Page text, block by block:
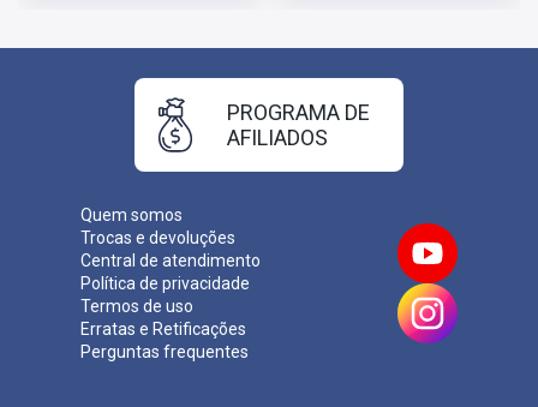
Quem somos
Trocas e devoluções
Central de atendimento
Política de privacidade
Termos de uso
Erratas e Retificações
Perguntas frequentes
PROGRAMA DE
AFILIADOS